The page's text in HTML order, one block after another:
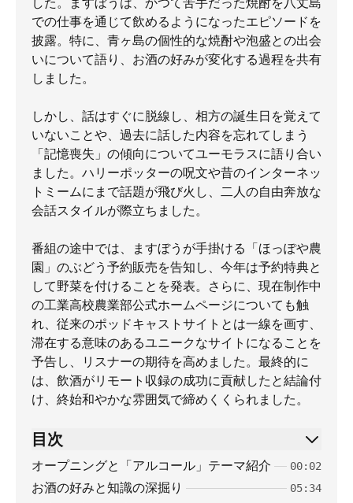
での仕事を通じて飲めるようになったエピソードを
披露。特に、青ヶ島の個性的な焼酎や泡盛との出会
いについて語り、お酒の好みが変化する過程を共有
しました。
しかし、話はすぐに脱線し、相方の誕生日を覚えて
いないことや、過去に話した内容を忘れてしまう
「記憶喪失」の傾向についてユーモラスに語り合い
ました。ハリーポッターの呪文や昔のインターネッ
トミームにまで話題が飛び火し、二人の自由奔放な
会話スタイルが際立ちました。
番組の途中では、ますぼうが手掛ける「ほっぽや農
園」のぶどう予約販売を告知し、今年は予約特典と
して野菜を付けることを発表。さらに、現在制作中
の工業高校農業部公式ホームページについても触
れ、従来のポッドキャストサイトとは一線を画す、
滞在する意味のあるユニークなサイトになることを
予告し、リスナーの期待を高めました。最終的に
は、飲酒がリモート収録の成功に貢献したと結論付
け、終始和やかな雰囲気で締めくくられました。
目次
オープニングと「アルコール」テーマ紹介 00:02
お酒の好みと知識の深掘り 05:34